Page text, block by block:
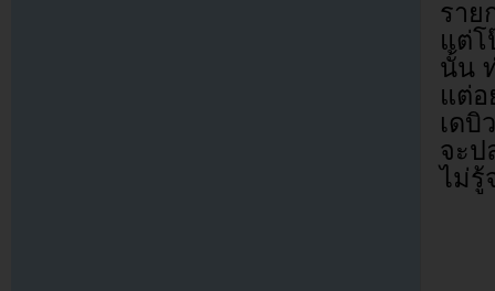
ราย
แต่โ
นั้น
แต่อ
เดบิ
จะป
ไม่รู้